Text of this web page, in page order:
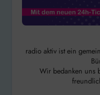
radio aktiv ist ein
Wir bedanken uns